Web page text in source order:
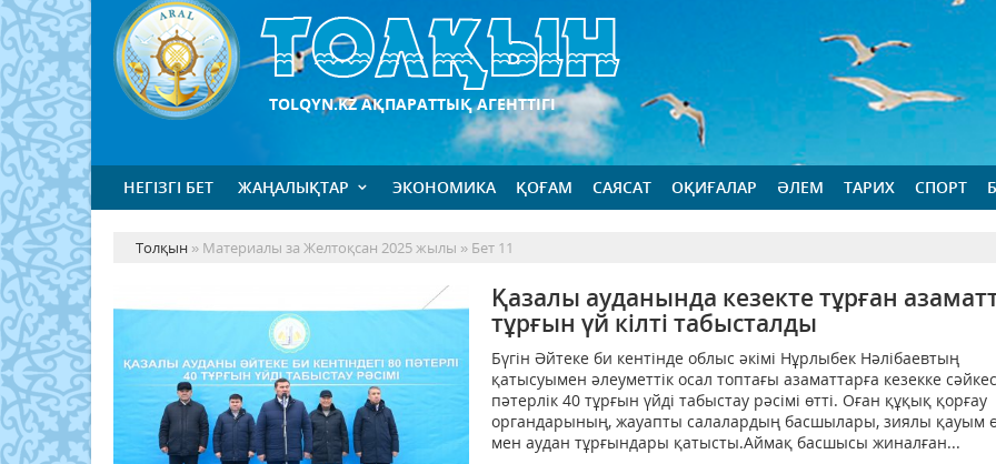
TOLQYN.KZ АҚПАРАТТЫҚ АГЕНТТІГІ
НЕГІЗГІ БЕТ ЖАҢАЛЫҚТАР ЭКОНОМИКА ҚОҒАМ САЯСАТ ОҚИҒАЛАР ӘЛЕМ ТАРИХ СПОРТ
Толқын » Материалы за Желтоқсан 2025 жылы » Бет 11
Қазалы ауданында кезекте тұрған
тұрғын үй кілті табысталды
Бүгін Әйтеке би кентінде облыс әкімі Нұрлыбек Нәлібаевтың
қатысуымен әлеуметтік осал топтағы азаматтарға кезекке
пәтерлік 40 тұрғын үйді табыстау рәсімі өтті. Оған құқық қорғау
органдарының, жауапты салалардың басшылары, зиялы қауым
мен аудан тұрғындары қатысты.Аймақ басшысы жиналған...